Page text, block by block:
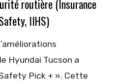
routière (Insurance
IIHS)
Hyundai Tucson a
Pick + ». Cette